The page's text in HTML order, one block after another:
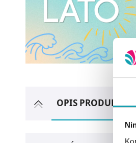
OPIS PRODUKTU